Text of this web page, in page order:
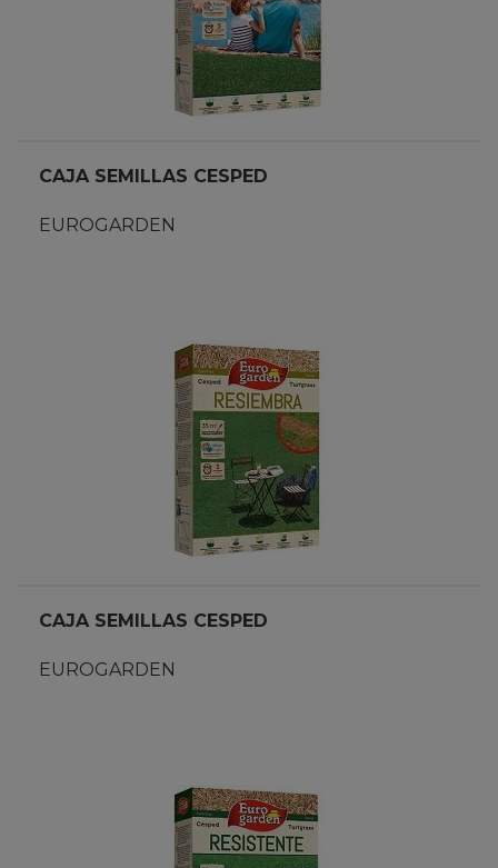
CAJA SEMILLAS CESPED
EUROGARDEN
CAJA SEMILLAS CESPED
EUROGARDEN